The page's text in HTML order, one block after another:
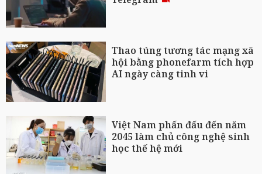
Thao túng tương tác mạng xã
hội bằng phonefarm tích hợp
AI ngày càng tinh vi
Việt Nam phấn đấu đến năm
2045 làm chủ công nghệ sinh
học thế hệ mới